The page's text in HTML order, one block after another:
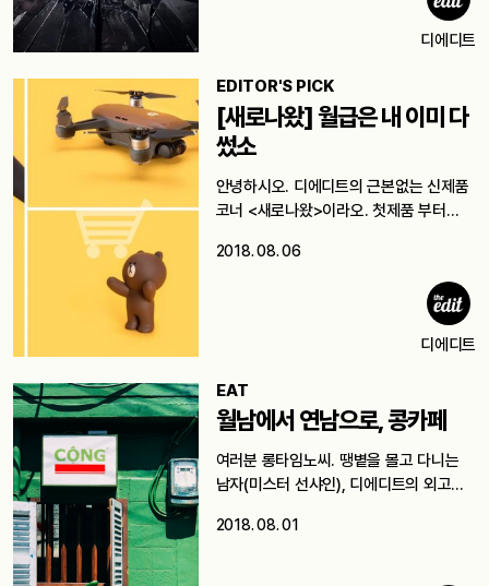
디에디트
EDITOR'S PICK
[새로나왔] 월급은 내 이미 다
썼소
안녕하시오. 디에디트의 근본없는 신제품
코너 <새로나왔>이라오. 첫제품 부터
2018. 08. 06
디에디트
EAT
월남에서 연남으로, 콩카페
여러분 롱타임노씨. 땡볕을 몰고 다니는
남자(미스터 선샤인), 디에디트의 외고
2018. 08. 01